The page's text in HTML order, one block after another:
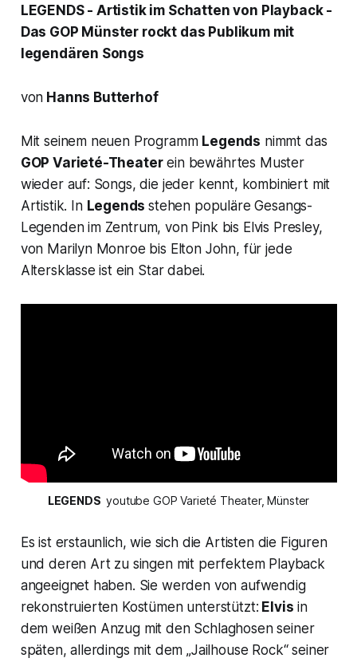
LEGENDS- Artistik im Schatten von Playback -
Das GOP Münster rockt das Publikum mit
legendären Songs
von Hanns Butterhof
Mit seinem neuen Programm Legends nimmt das
GOP Varieté-Theaterein bewährtes Muster
wieder auf: Songs, die jeder kennt, kombiniert mit
Artistik. In Legendsstehen populäre Gesangs-
Legenden im Zentrum, von Pink bis Elvis Presley,
von Marilyn Monroe bis Elton John, für jede
Altersklasse ist ein Star dabei.
LEGENDS youtube GOP Varieté Theater, Münster
Es ist erstaunlich, wie sich die Artisten die Figuren
und deren Art zu singen mit perfektem Playback
angeeignet haben. Sie werden von aufwendig
rekonstruierten Kostümen unterstützt: Elvis in
dem weißen Anzug mit den Schlaghosen seiner
späten, allerdings mit dem „Jailhouse Rock“seiner